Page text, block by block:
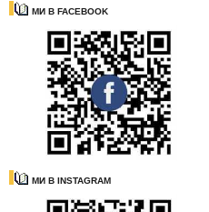
МИ В FACEBOOK
МИ В INSTAGRAM